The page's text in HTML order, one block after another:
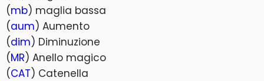
(mb) maglia bassa
(aum) Aumento
(dim) Diminuzione
(MR) Anello magico
(CAT) Catenella